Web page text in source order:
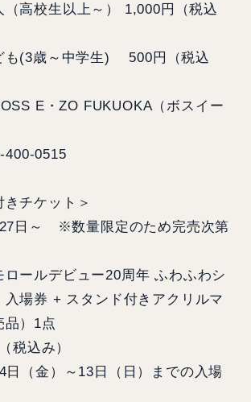
（高校生以上～） 1,000円（税込
～中学生) 500円（税込
E・ZO FUKUOKA（ボスイー
400-0515
きチケット＞
日～ ※数量限定のため完売次第
ロールデビュー20周年 ふわふわシ
入場券 + スタンド付きアクリルマ
品）1点
税込み）
日（金）～13日（日）までの入場